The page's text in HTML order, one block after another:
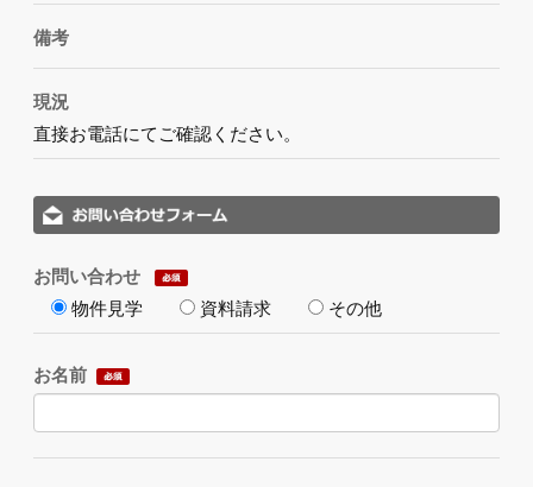
備考
現況
直接お電話にてご確認ください。
お問い合わせ
物件見学
資料請求 その他
お名前